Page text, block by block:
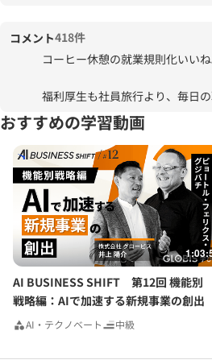
コメント418件
コーヒー休憩の就業規則化いいね
福利厚生も社員旅行より、毎日
室、仮眠室とかもほしい。オフ
いですねｗ
残業に関しては考え方の問題も
しそう。
と思っていました。
でも、たしかに残業代が高くな
倍とかにすれば、即減りそうｗ
あるので、こういうのはシステ
理ですね。
に取り組むくらいの方がいい気
おすすめの学習動画
AI BUSINESS SHIFT 第12回 機能別
戦略編：AIで加速する新規事業の創出
AI・テクノベート 中級